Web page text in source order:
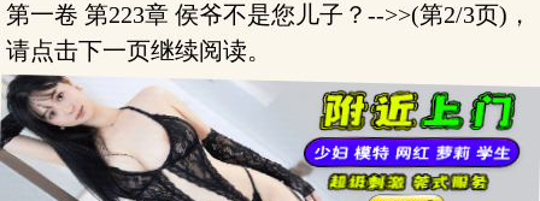
第一卷 第223章 侯爷不是您儿子？-->>(第2/3页)，
请点击下一页继续阅读。